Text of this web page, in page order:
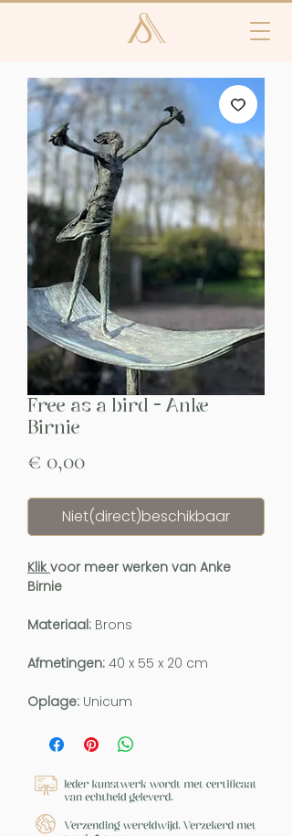
Free as a bird - Anke
Birnie
€ 0,00Prijs
Niet(direct)beschikbaar
Klik voor meer werken van Anke
Birnie
Materiaal: Brons
Afmetingen: 40 x 55 x 20 cm
Oplage: Unicum